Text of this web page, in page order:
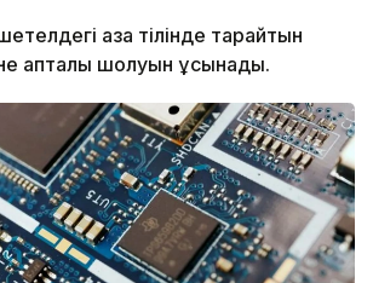
қазақ тілінде тарайтын
апталық шолуын ұсынады.